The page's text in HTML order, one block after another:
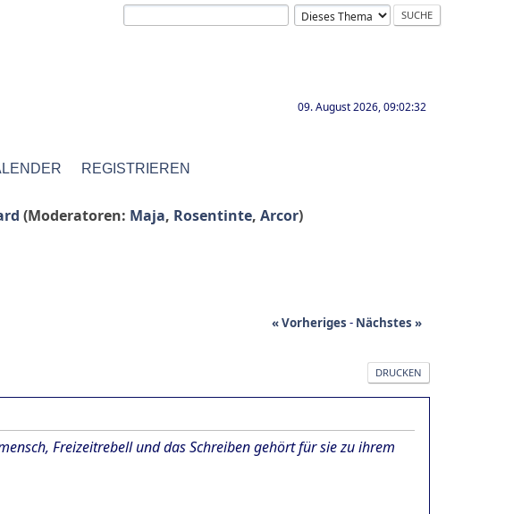
09. August 2026, 09:02:32
REGISTRIEREN
(Moderatoren: Maja, Rosentinte, Arcor)
« Vorheriges - Nächstes »
DRUCKEN
Freizeitrebell und das Schreiben gehört für sie zu ihrem